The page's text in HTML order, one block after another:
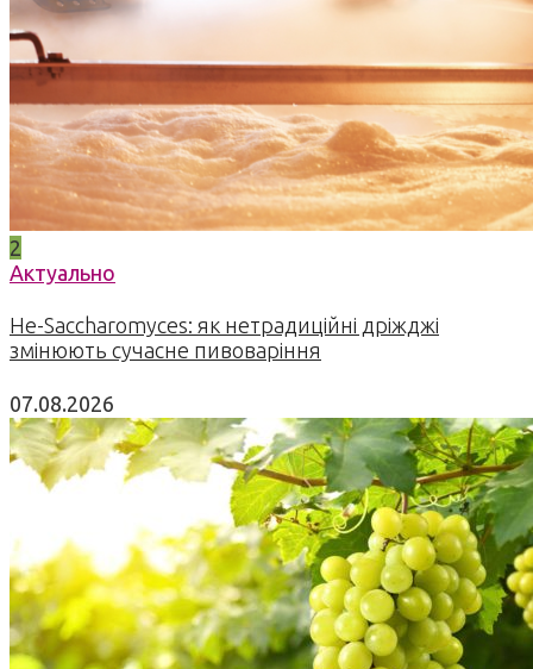
2
Актуально
Не-Saccharomyces: як нетрадиційні дріжджі
змінюють сучасне пивоваріння
07.08.2026